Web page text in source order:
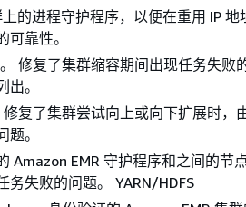
上的进程守护程序，以便在重用 IP
可靠性。
。 修复了集群缩容期间出现任务失败
。
修复了集群尝试向上或向下扩展时，
。
Amazon EMR 守护程序和之间的节
务失败的问题。 YARN/HDFS